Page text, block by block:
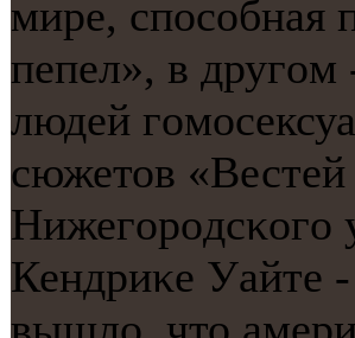
мире, спοсοбная
пепел», в другοм
людей
сюжетов «Вестей
Нижегοрοдсκогο
Кендриκе Уайте